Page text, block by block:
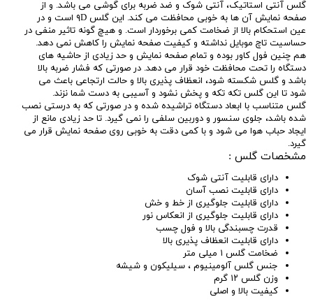
گلس آنتی استاتیک، آنتی شوک و ضد ضربه برای گوشی می باشد. و از
صفحه نمایش آن ها به خوبی محافظت می کند. این گلس ۹D است و در
عین استحکام بالا از ضخامت کمی برخوردار است. و هیچ گونه تاثیر منفی در
حساسیت تاچ موبایل نداشته و کیفیت صفحه نمایش را کاهش نمی دهد.
هم چنین فول کاور بوده و تمام صفحه نمایش و حد زیادی از حاشیه های
دستگاه را تحت محافظت خود قرار می دهد. در صورتی که فشار ضربه بالا
باشد و گلس شکسته شود، انعظاف پذیری بالا و حالت ارتجاعی باعث می
شود تا این گلس تکه تکه و پخش نشود و آسیبی به دست شما نزند.
گلس متناسب با ابعاد دستگاه تراشیده شده و در صورتی که به درستی نصب
شده باشد، جلوی سنسور و دوربین سلفی را نمی گیرد. تا حد زیادی مانع از
ایجاد حباب هوا می شود و با کمی دقت به خوبی روی صفحه نمایش قرار می
گیرد.
مشخصات گلس :
دارای قابلیت آنتی شوک
دارای قابلیت نصب آسان
دارای قابلیت جلوگیری از خط و خش
دارای قابلیت جلوگیری از انعکاس نور
قدرت چسبندگی بالا و فول چسب
دارای قابلیت انعظاف پذیری بالا
ضخامت گلس ۱ میلی متر
جنس گلس آلومینیوم ، سیلیکون و شیشه
وزن گلس ۱۲ گرم
کیفیت بالا و اصلی